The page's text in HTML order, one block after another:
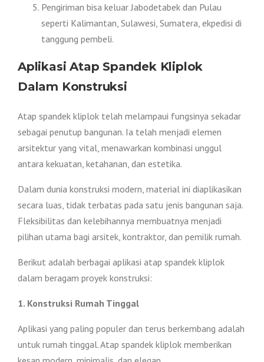
Pengiriman bisa keluar Jabodetabek dan Pulau
seperti Kalimantan, Sulawesi, Sumatera, ekpedisi di
tanggung pembeli.
Aplikasi Atap Spandek Kliplok
Dalam Konstruksi
Atap spandek kliplok telah melampaui fungsinya sekadar
sebagai penutup bangunan. Ia telah menjadi elemen
arsitektur yang vital, menawarkan kombinasi unggul
antara kekuatan, ketahanan, dan estetika.
Dalam dunia konstruksi modern, material ini diaplikasikan
secara luas, tidak terbatas pada satu jenis bangunan saja.
Fleksibilitas dan kelebihannya membuatnya menjadi
pilihan utama bagi arsitek, kontraktor, dan pemilik rumah.
Berikut adalah berbagai aplikasi atap spandek kliplok
dalam beragam proyek konstruksi:
1. Konstruksi Rumah Tinggal
Aplikasi yang paling populer dan terus berkembang adalah
untuk rumah tinggal. Atap spandek kliplok memberikan